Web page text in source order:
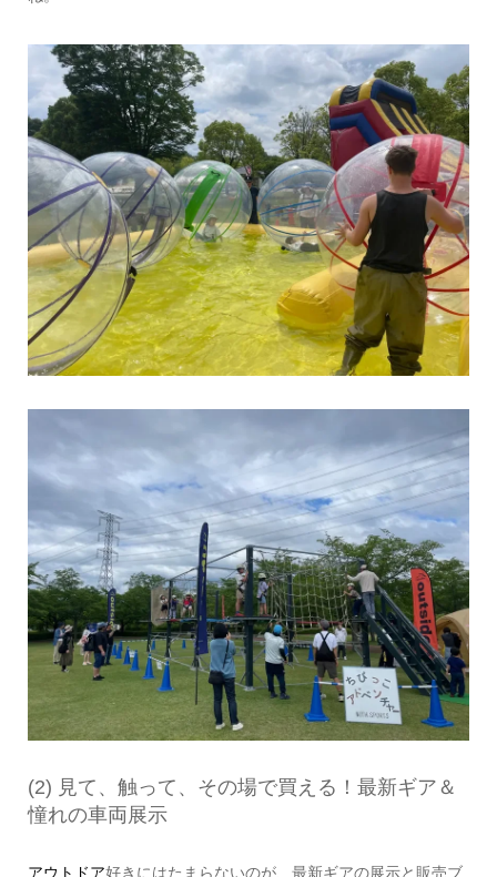
(2) 見て、触って、その場で買える！最新ギア＆
憧れの車両展示
アウトドア好きにはたまらないのが、最新ギアの展示と販売ブ